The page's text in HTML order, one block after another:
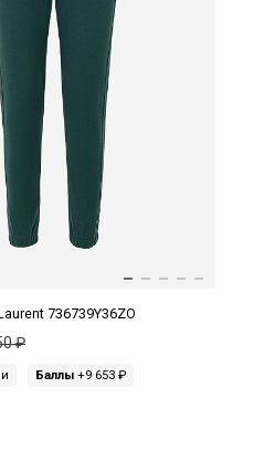
736739Y36ZO
₽
Баллы +9 653 ₽